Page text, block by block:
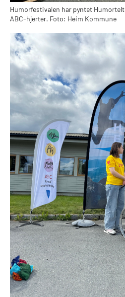
Humorfestivalen har pyntet
ABC-hjerter. Foto: Heim Kommune